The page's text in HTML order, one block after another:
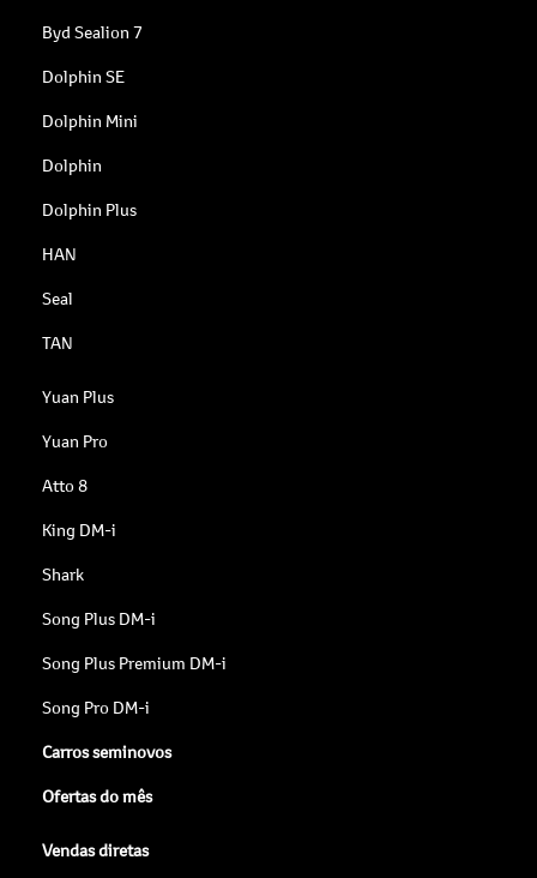
Byd Sealion 7
Dolphin SE
Dolphin Mini
Dolphin
Dolphin Plus
HAN
Seal
TAN
Yuan Plus
Yuan Pro
Atto 8
King DM-i
Shark
Song Plus DM-i
Song Plus Premium DM-i
Song Pro DM-i
Carros seminovos
Ofertas do mês
Vendas diretas